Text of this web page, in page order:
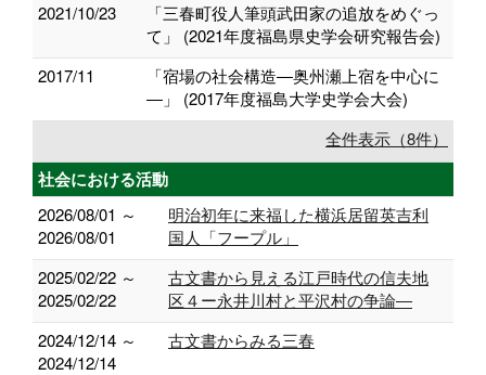
2021/10/23
「三春町役人筆頭武田家の追放をめぐっ
て」 (2021年度福島県史学会研究報告会)
2017/11
「宿場の社会構造―奥州瀬上宿を中心に
―」 (2017年度福島大学史学会大会)
全件表示（8件）
社会における活動
2026/08/01 ～
2026/08/01
明治初年に来福した横浜居留英吉利
国人「フープル」
2025/02/22 ～
2025/02/22
古文書から見える江戸時代の信夫地
区４ー永井川村と平沢村の争論―
2024/12/14 ～
2024/12/14
古文書からみる三春